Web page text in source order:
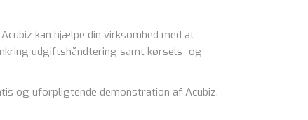
kan hjælpe din virksomhed med at
udgiftshåndtering samt kørsels- og
og uforpligtende demonstration af Acubiz.